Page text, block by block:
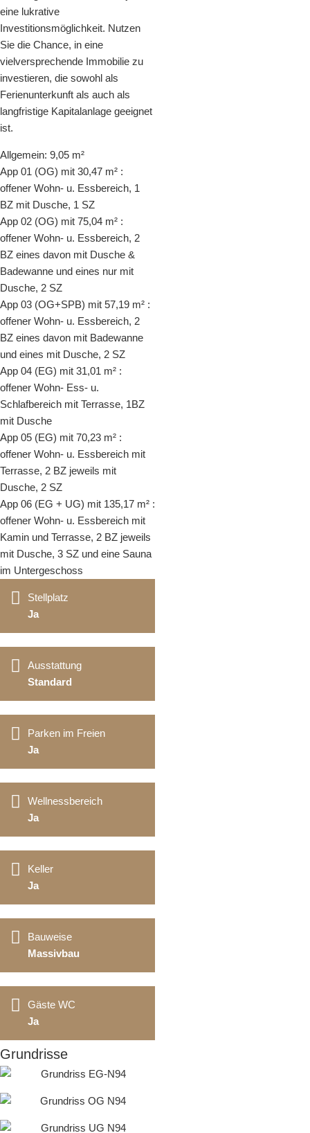
eine lukrative
Investitionsmöglichkeit. Nutzen
Sie die Chance, in eine
vielversprechende Immobilie zu
investieren, die sowohl als
Ferienunterkunft als auch als
langfristige Kapitalanlage geeignet
ist.
Allgemein: 9,05 m²
App 01 (OG) mit 30,47 m² :
offener Wohn- u. Essbereich, 1
BZ mit Dusche, 1 SZ
App 02 (OG) mit 75,04 m² :
offener Wohn- u. Essbereich, 2
BZ eines davon mit Dusche &
Badewanne und eines nur mit
Dusche, 2 SZ
App 03 (OG+SPB) mit 57,19 m² :
offener Wohn- u. Essbereich, 2
BZ eines davon mit Badewanne
und eines mit Dusche, 2 SZ
App 04 (EG) mit 31,01 m² :
offener Wohn- Ess- u.
Schlafbereich mit Terrasse, 1BZ
mit Dusche
App 05 (EG) mit 70,23 m² :
offener Wohn- u. Essbereich mit
Terrasse, 2 BZ jeweils mit
Dusche, 2 SZ
App 06 (EG + UG) mit 135,17 m² :
offener Wohn- u. Essbereich mit
Kamin und Terrasse, 2 BZ jeweils
mit Dusche, 3 SZ und eine Sauna
im Untergeschoss
Stellplatz
Ja
Ausstattung
Standard
Parken im Freien
Ja
Wellnessbereich
Ja
Keller
Ja
Bauweise
Massivbau
Gäste WC
Ja
Grundrisse